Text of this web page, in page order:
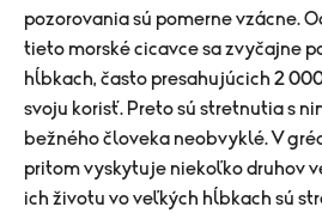
pozorovania sú pomerne vzácne.
tieto morské cicavce sa zvyčajne
hĺbkach, často presahujúcich 2
svoju korisť. Preto sú stretnutia s
bežného človeka neobvyklé. V
pritom vyskytuje niekoľko druhov
ich životu vo veľkých hĺbkach sú